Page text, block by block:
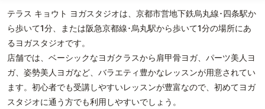
テラス キョウト ヨガスタジオは、京都市営地下鉄烏丸線･四条駅か
ら歩いて1分、または阪急京都線･烏丸駅から歩いて1分の場所にあ
るヨガスタジオです。
店舗では、ベーシックなヨガクラスから肩甲骨ヨガ、パーツ美人ヨ
ガ、姿勢美人ヨガなど、バラエティ豊かなレッスンが用意されてい
ます。初心者でも受講しやすいレッスンが豊富なので、初めてヨガ
スタジオに通う方でも利用しやすいでしょう。